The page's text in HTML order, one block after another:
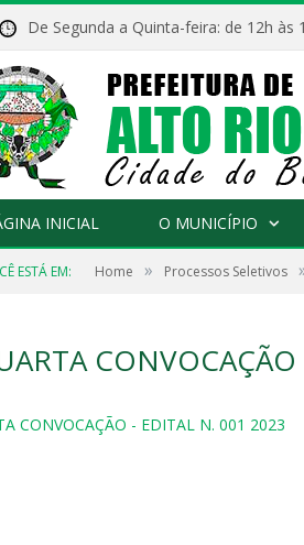
De Segunda a Quinta-feira: de 12h
INICIAL O MUNICÍPIO
ESTÁ EM: Home » Processos Seletivos
CONVOCAÇÃO - EDITAL N. 001 2023